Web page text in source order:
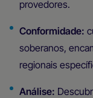
provedores.
Conformidade:
soberanos,
regionais
Análise: